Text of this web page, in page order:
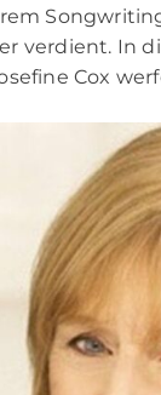
verdient. In
Cox